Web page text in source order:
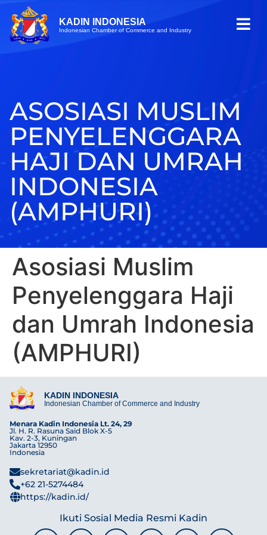
KADIN INDONESIA
Indonesian Chamber of Commerce and Industry
ASOSIASI MUSLIM
PENYELENGGARA
HAJI DAN UMRAH
INDONESIA
(AMPHURI)
Asosiasi Muslim
Penyelenggara Haji
dan Umrah Indonesia
(AMPHURI)
KADIN INDONESIA
Indonesian Chamber of Commerce and Industry
Menara Kadin Indonesia Lt. 24, 29
Jl. H. R. Rasuna Said Blok X-5
Kav. 2-3, Kuningan
Jakarta 12950
Indonesia
sekretariat@kadin.id
+62 21-5274484
https://kadin.id/
Ikuti Sosial Media Resmi Kadin